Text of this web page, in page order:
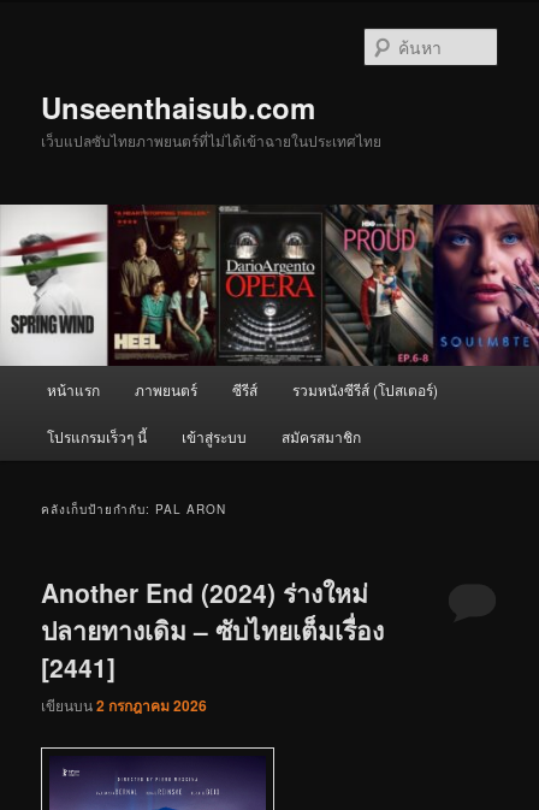
Unseenthaisub.com
เว็บแปลซับไทยภาพยนตร์ที่ไม่ได้เข้าฉายในประเทศไทย
หน้าแรก ภาพยนตร์ ซีรีส์ รวมหนังซีรีส์ (โปสเตอร์)
โปรแกรมเร็วๆ นี้ เข้าสู่ระบบ สมัครสมาชิก
คลังเก็บป้ายกำกับ: PAL ARON
Another End (2024) ร่างใหม่
ปลายทางเดิม – ซับไทยเต็มเรื่อง
[2441]
เขียนบน2 กรกฎาคม 2026